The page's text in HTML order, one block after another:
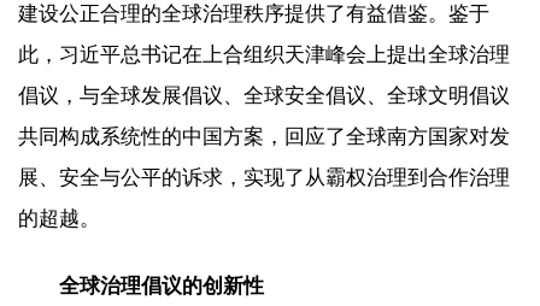
建设公正合理的全球治理秩序提供了有益借鉴。鉴于
此，习近平总书记在上合组织天津峰会上提出全球治理
倡议，与全球发展倡议、全球安全倡议、全球文明倡议
共同构成系统性的中国方案，回应了全球南方国家对发
展、安全与公平的诉求，实现了从霸权治理到合作治理
的超越。
全球治理倡议的创新性